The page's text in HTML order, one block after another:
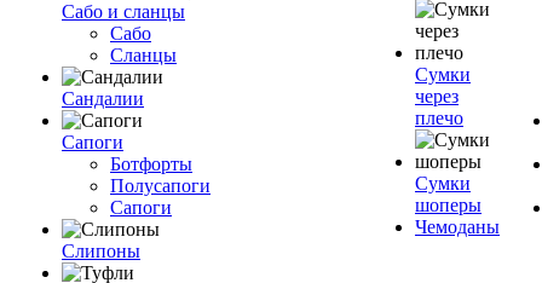
Сабо и сланцы
Сабо
Сланцы
Сандалии
Сапоги
Ботфорты
Полусапоги
Сапоги
Слипоны
Сумки
через
плечо
Сумки
шоперы
Чемоданы